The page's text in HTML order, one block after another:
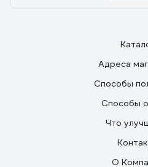
Адреса
Способы
Способы
Что
О